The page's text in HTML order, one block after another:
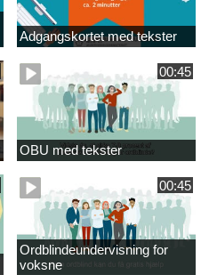
Adgangskortet med tekster
00:45
OBU med tekster
00:45
Ordblindeundervisning for
voksne